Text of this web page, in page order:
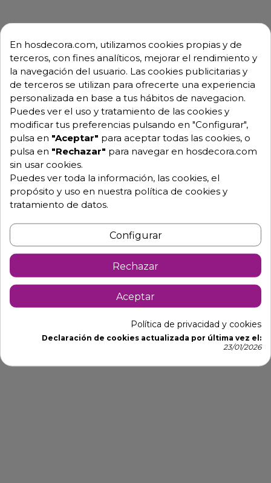
En hosdecora.com, utilizamos cookies propias y de
terceros, con fines analíticos, mejorar el rendimiento y
la navegación del usuario. Las cookies publicitarias y
de terceros se utilizan para ofrecerte una experiencia
personalizada en base a tus hábitos de navegacion.
Puedes ver el uso y tratamiento de las cookies y
modificar tus preferencias pulsando en "Configurar",
pulsa en "Aceptar" para aceptar todas las cookies, o
pulsa en "Rechazar" para navegar en hosdecora.com
sin usar cookies.
Puedes ver toda la información, las cookies, el
propósito y uso en nuestra política de cookies y
tratamiento de datos.
Configurar
Rechazar
Aceptar
Política de privacidad y cookies
Declaración de cookies actualizada por última vez el:
23/01/2026